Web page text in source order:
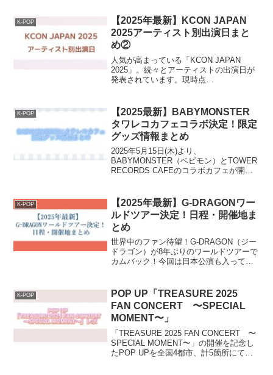
チケットについてまとめました！プラチ
ナ限定...
K-POP
【2025年最新】KCON JAPAN
2025アーティスト別出演日まと
め②
人気が高まっている「KCON JAPAN
2025」。続々とアーティストの出演日が
発表されています。現時点
「KCON JAPAN 2025」とは？KCON
JAPA...
K-POP
【2025最新】BABYMONSTER
タワレコカフェコラボ決定！限定
グッズ情報まとめ
2025年5月15日(木)より、
BABYMONSTER（ベビモン）とTOWER
RECORDS CAFEのコラボカフェが開催
す。本記事では、コラボカフェ限定グッ
ズ情報...
K-POP
【2025年最新】G-DRAGONワー
ルドツアー決定！日程・開催地ま
とめ
世界中のファン待望！G-DRAGON（ジー
ドラゴン）が8年ぶりのワールドツアーで
カムバック！今回は日本公演も入ってい
定！韓国の人気グループ
【BIGBANG（ビ...
K-POP
POP UP「TREASURE 2025
FAN CONCERT 〜SPECIAL
MOMENT〜」
「TREASURE 2025 FAN CONCERT 〜
SPECIAL MOMENT〜」の開催を記念し
たPOP UPを全国4都市、計5箇所にて開